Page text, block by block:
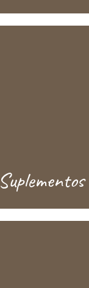
Suplementos